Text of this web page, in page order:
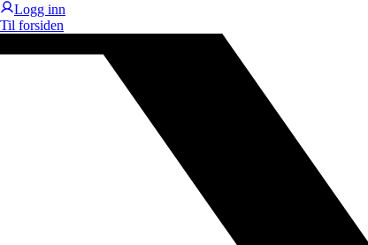
Logg inn
Til forsiden